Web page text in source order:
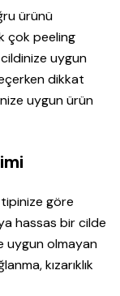
ürünü
çok peeling
uygun
dikkat
uygun ürün
göre
hassas bir cilde
uygun olmayan
kızarıklık